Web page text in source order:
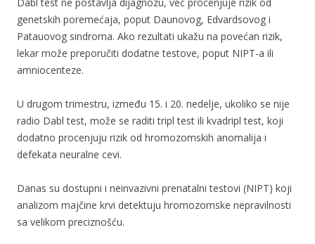
genetskih poremećaja, poput Daunovog, Edvardsovog i
Patauovog sindroma. Ako rezultati ukažu na povećan rizik,
lekar može preporučiti dodatne testove, poput NIPT-a ili
amniocenteze.
U drugom trimestru, između 15. i 20. nedelje, ukoliko se nije
radio Dabl test, može se raditi tripl test ili kvadripl test, koji
dodatno procenjuju rizik od hromozomskih anomalija i
defekata neuralne cevi.
Danas su dostupni i neinvazivni prenatalni testovi (NIPT) koji
analizom majčine krvi detektuju hromozomske nepravilnosti
sa velikom preciznošću.